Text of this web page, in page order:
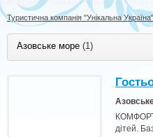
Туристична компанія "Унікальна Україна"
Азовське море (1)
КОМФОРТ
дітей.